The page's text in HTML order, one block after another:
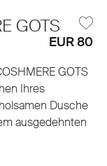
GOTS
EUR 80
GOTS
Ihres
Dusche
ausgedehnten
mit den